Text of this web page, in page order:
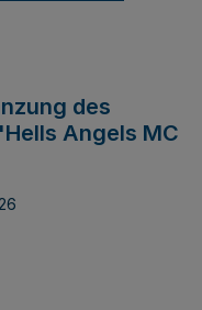
des
Angels MC